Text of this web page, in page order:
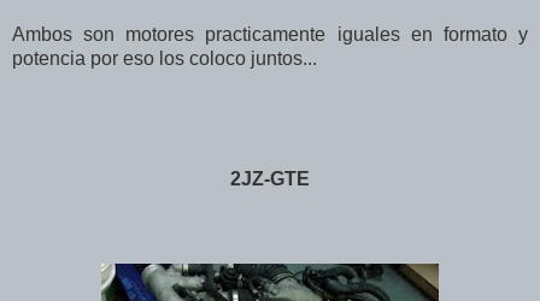
Ambos son motores practicamente iguales en formato y
potencia por eso los coloco juntos...
2JZ-GTE